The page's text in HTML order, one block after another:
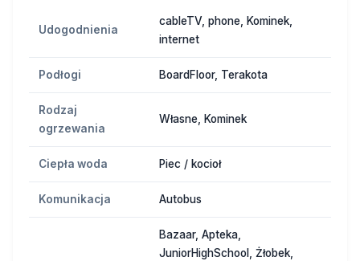
Udogodnienia
cableTV, phone, Kominek,
internet
Podłogi BoardFloor, Terakota
Rodzaj
ogrzewania
Własne, Kominek
Ciepła woda Piec / kocioł
Komunikacja Autobus
Bazaar, Apteka,
JuniorHighSchool, Żłobek,